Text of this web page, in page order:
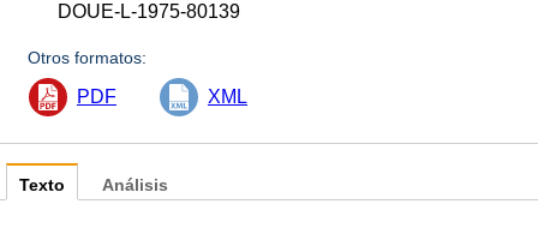
DOUE-L-1975-80139
Otros formatos:
PDF XML
Texto Análisis